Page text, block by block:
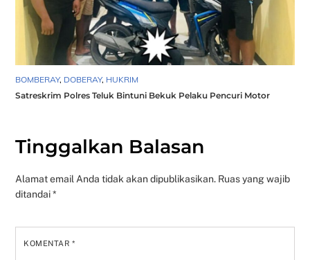
BOMBERAY, DOBERAY, HUKRIM
Satreskrim Polres Teluk Bintuni Bekuk Pelaku Pencuri Motor
Tinggalkan Balasan
Alamat email Anda tidak akan dipublikasikan. Ruas yang wajib
ditandai*
KOMENTAR*